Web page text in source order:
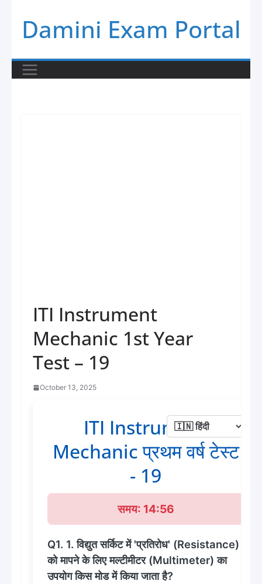
content
Damini Exam Portal
ITI Instrument
Mechanic 1st Year
Test – 19
October 13, 2025
ITI Instrument
Mechanic प्रथम वर्ष टेस्ट
- 19
समय: 14:56
Q1. 1. विद्युत सर्किट में 'प्रतिरोध' (Resistance)
को मापने के लिए मल्टीमीटर (Multimeter) का
उपयोग किस मोड में किया जाता है?